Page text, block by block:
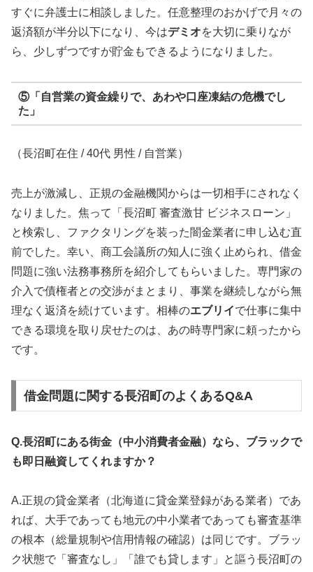
すぐに弁護士に相談しました。任意整理のおかげで月々の
返済額が半分以下になり、今はデミオを大切に乗りなが
ら、少しずつですが貯金もできるようになりました。
⑤「自営業の資金繰りで、あわや口座凍結の危機でし
た」
（長沼町在住 / 40代 男性 / 自営業）
売上が激減し、正規の金融機関からは一切相手にされなく
なりました。焦って「長沼町 審査激甘 ビジネスローン」
と検索し、ファクタリングを装った闇金業者に申し込む直
前でした。幸い、商工会議所の知人に強く止められ、借金
問題に強い法務事務所を紹介してもらいました。専門家の
介入で債権者との交渉がまとまり、事業を継続しながら無
理なく返済を続けています。相棒のエブリイで仕事に集中
できる環境を取り戻せたのは、あの時専門家に頼ったから
です。
借金問題に関する長沼町のよくあるQ&A
Q.長沼町にある街金（中小消費者金融）なら、ブラックで
も即日融資してくれますか？
A.正規の貸金業者（北海道に貸金業登録がある業者）であ
れば、大手であっても地元の中小業者であっても審査基準
の根本（総量規制や信用情報の確認）は同じです。ブラッ
ク状態で「審査なし」「誰でも貸します」と謳う長沼町の